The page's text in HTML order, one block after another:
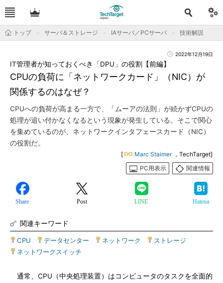
トップ サーバ＆ストレージ IAサーバ／PCサーバ 技術解説
2022年12月19日
CPUの負荷に「ネットワークカード」（NIC）が
関係するのはなぜ？
IT管理者が知っておくべき「DPU」の役割【前編】
CPUへの負荷が高まる一方で、「ムーアの法則」が続かずCPUの
処理が追い付かなくなるという現象が発生している。そこで関心
を集めているのが、ネットワークインタフェースカード（NIC）
の役割だ。
[ Marc Staimer ，TechTarget]
PC用表示
関連情報
Share Post LINE Hatena
関連キーワード
CPU データセンター ネットワーク ストレージ
ネットワークスイッチ
通常、CPU（中央処理装置）はコンピュータのタスクを全面的